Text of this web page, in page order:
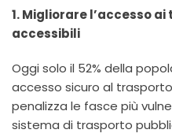
1. Migliorare l’accesso
accessibili
Oggi solo il 52% della
accesso sicuro al
penalizza le fasce più
sistema di trasporto